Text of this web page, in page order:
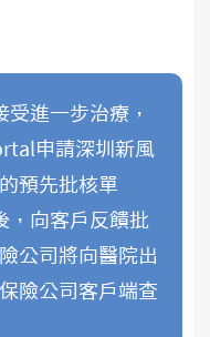
進一步治療，
申請深圳新風
預先批核單
，向客戶反饋批
公司將向醫院出
險公司客戶端查